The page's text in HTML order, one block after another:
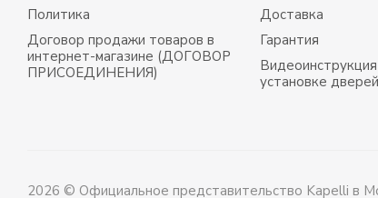
Политика
Договор продажи товаров в
интернет-магазине (ДОГОВОР
ПРИСОЕДИНЕНИЯ)
Доставка
Гарантия
установке
2026 © Официальное представительство Kapelli в